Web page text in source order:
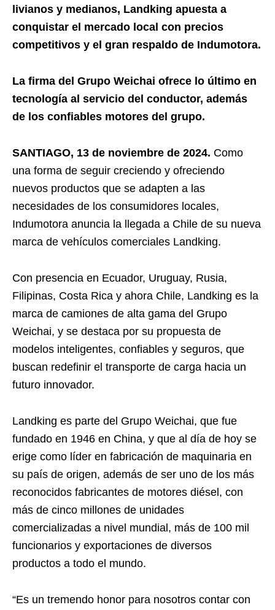
livianos y medianos, Landking apuesta a
conquistar el mercado local con precios
competitivos y el gran respaldo de Indumotora.
La firma del Grupo Weichai ofrece lo último en
tecnología al servicio del conductor, además
de los confiables motores del grupo.
SANTIAGO, 13 de noviembre de 2024. Como
una forma de seguir creciendo y ofreciendo
nuevos productos que se adapten a las
necesidades de los consumidores locales,
Indumotora anuncia la llegada a Chile de su nueva
marca de vehículos comerciales Landking.
Con presencia en Ecuador, Uruguay, Rusia,
Filipinas, Costa Rica y ahora Chile, Landking es la
marca de camiones de alta gama del Grupo
Weichai, y se destaca por su propuesta de
modelos inteligentes, confiables y seguros, que
buscan redefinir el transporte de carga hacia un
futuro innovador.
Landking es parte del Grupo Weichai, que fue
fundado en 1946 en China, y que al día de hoy se
erige como líder en fabricación de maquinaria en
su país de origen, además de ser uno de los más
reconocidos fabricantes de motores diésel, con
más de cinco millones de unidades
comercializadas a nivel mundial, más de 100 mil
funcionarios y exportaciones de diversos
productos a todo el mundo.
“Es un tremendo honor para nosotros contar con